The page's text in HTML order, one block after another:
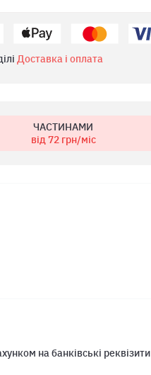
Доставка і оплата
ЧАСТИНАМИ
від 72грн/міс
на банківські реквізити